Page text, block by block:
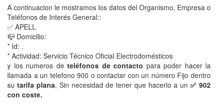
A continuacion le mostramos los datos del Organismo, Empresa o
Teléfonos de Interés General::
✅ APELL
📪 Domicilio:
* Id: .
* Actividad: Servicio Técnico Oficial Electrodomésticos
y los numeros de teléfonos de contacto para poder hacer la
llamada a un telefono 900 o contactar con un número Fijo dentro
su tarifa plana, Sin necesidad de tener que hacerlo a un ✅ 902
con coste.